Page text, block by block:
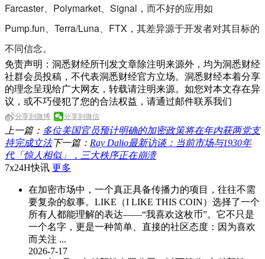
Farcaster、Polymarket、Signal，而不好的应用如
Pump.fun、Terra/Luna、FTX，其差异源于开发者对其目标的
不同信念。
免责声明：洞悉财经所刊发文章除注明来源外，均为洞悉财经
社群会员投稿，不代表洞悉财经官方立场。洞悉财经本着分享
的理念呈现给广大网友，转载请注明来源。如您对本文存在异
议，或不巧侵犯了您的合法权益，请通过邮件联系我们
分享到微博 分享到微信
上一篇： 多位美国官员预计明确的加密政策将在年内获两党支
持完成立法下一篇： Ray Dalio最新访谈：当前市场与1930年
代「惊人相似」，三大秩序正在崩溃
7x24H快讯 更多
在加密市场中，一个真正具备传播力的项目，往往不需
要复杂的叙事。LIKE（I LIKE THIS COIN）选择了一个
所有人都能理解的表达——“我喜欢这枚币”。它不只是
一个名字，更是一种简单、直接的社区态度：因为喜欢
而关注 ...
2026-7-17